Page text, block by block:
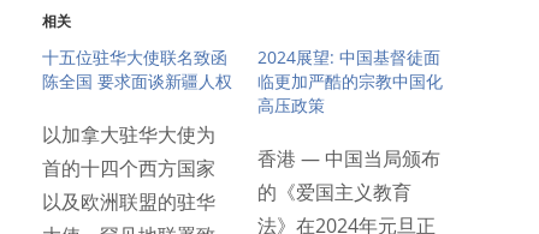
相关
十五位驻华大使联名致函
陈全国 要求面谈新疆人权
以加拿大驻华大使为
首的十四个西方国家
以及欧洲联盟的驻华
2024展望: 中国基督徒面
临更加严酷的宗教中国化
高压政策
香港 — 中国当局颁布
的《爱国主义教育
法》在2024年元旦正